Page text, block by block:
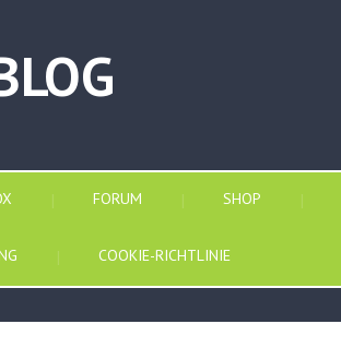
FORUM SHOP
COOKIE-RICHTLINIE